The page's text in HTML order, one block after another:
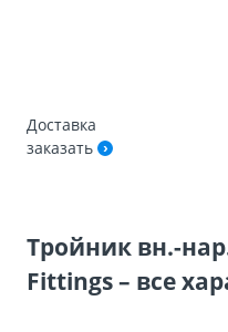
Доставка
заказать
Тройник вн.-
Fittings – все